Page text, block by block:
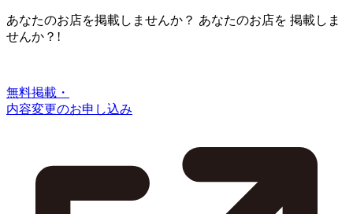
あなたのお店を掲載しませんか？ あなたのお店を 掲載しま
せんか？!
無料掲載・
内容変更のお申し込み